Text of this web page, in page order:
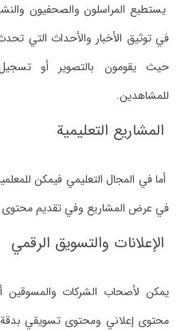
يستطيع المراسلون والصحفيون
في توثيق الأخبار والأحداث التي
حيث يقومون بالتصوير أو تسجيل
للمشاهدين.
المشاريع التعليمية
أما في المجال التعليمي فيمكن
في عرض المشاريع وفي تقديم محتوى
الإعلانات والتسويق الرقمي
يمكن لأصحاب الشركات
محتوى إعلاني ومحتوى تسويقي